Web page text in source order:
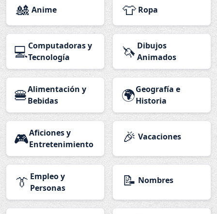
🎎 Anime 👕 Ropa
💻Computadoras y
Tecnología
🦄 Dibujos
Animados
🍔Alimentación y
Bebidas
🌍Geografía e
Historia
🎮Aficiones y
Entretenimiento
🎉 Vacaciones
👔 Empleo y
Personas
📝 Nombres